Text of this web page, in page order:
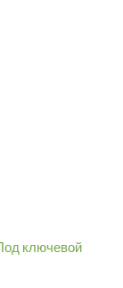
ключевой